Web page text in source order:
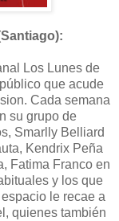
Los Lunes de
que acude
Cada semana
su grupo de
Smarlly Belliard
Kendrix Peña
Fatima Franco en
y los que
le recae a
quienes también